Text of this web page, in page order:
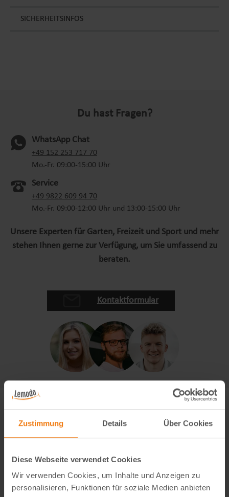
Zustimmung Details Über Cookies
Diese Webseite verwendet Cookies
Wir verwenden Cookies, um Inhalte und Anzeigen zu
personalisieren, Funktionen für soziale Medien anbieten
SICHERHEITSINFOS
Du hast Fragen?
WhatsApp Chat
+49 152 253 717 70
Mo.-Fr. 09:00-15:00 Uhr
Service
+49 9822 609 94 70
Mo.-Fr. 09:00-12:00 Uhr und 13:00-15:00 Uhr
Unsere Experten für Garten, Freizeit und Sport und mehr
stehen Ihnen gerne zur Verfügung, um Sie umfassend zu
beraten.
Kontaktformular